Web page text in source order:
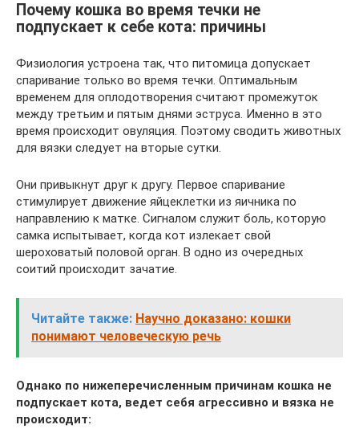
Почему кошка во время течки не
подпускает к себе кота: причины
Физиология устроена так, что питомица допускает
спаривание только во время течки. Оптимальным
временем для оплодотворения считают промежуток
между третьим и пятым днями эструса. Именно в это
время происходит овуляция. Поэтому сводить животных
для вязки следует на вторые сутки.
Они привыкнут друг к другу. Первое спаривание
стимулирует движение яйцеклетки из яичника по
направлению к матке. Сигналом служит боль, которую
самка испытывает, когда кот излекает свой
шероховатый половой орган. В одно из очередных
соитий происходит зачатие.
Читайте также: Научно доказано: кошки
понимают человеческую речь
Однако по нижеперечисленным причинам кошка не
подпускает кота, ведет себя агрессивно и вязка не
происходит: